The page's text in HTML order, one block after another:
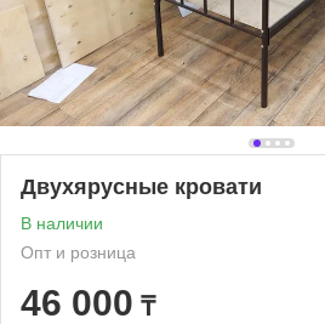
Двухярусные кровати
В наличии
Опт и розница
46 000 ₸